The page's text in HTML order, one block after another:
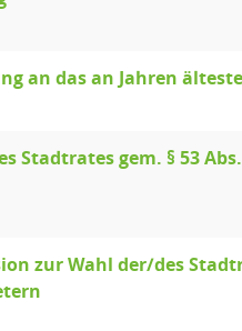
an das an Jahren
Stadtrates gem. § 53
zur Wahl der/des